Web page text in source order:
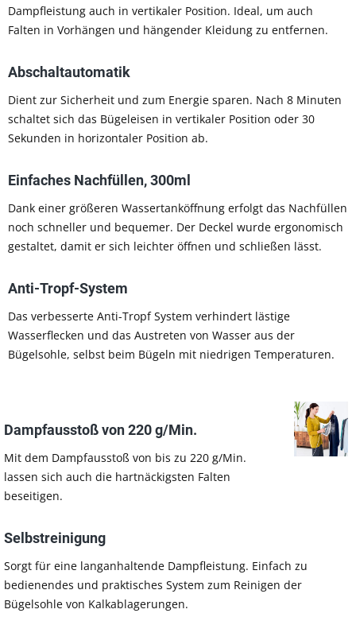
Dampfleistung auch in vertikaler Position. Ideal, um auch
Falten in Vorhängen und hängender Kleidung zu entfernen.
Abschaltautomatik
Dient zur Sicherheit und zum Energie sparen. Nach 8 Minuten
schaltet sich das Bügeleisen in vertikaler Position oder 30
Sekunden in horizontaler Position ab.
Einfaches Nachfüllen, 300ml
Dank einer größeren Wassertanköffnung erfolgt das Nachfüllen
noch schneller und bequemer. Der Deckel wurde ergonomisch
gestaltet, damit er sich leichter öffnen und schließen lässt.
Anti-Tropf-System
Das verbesserte Anti-Tropf System verhindert lästige
Wasserflecken und das Austreten von Wasser aus der
Bügelsohle, selbst beim Bügeln mit niedrigen Temperaturen.
Dampfausstoß von 220 g/Min.
Mit dem Dampfausstoß von bis zu 220 g/Min.
lassen sich auch die hartnäckigsten Falten
beseitigen.
Selbstreinigung
Sorgt für eine langanhaltende Dampfleistung. Einfach zu
bedienendes und praktisches System zum Reinigen der
Bügelsohle von Kalkablagerungen.